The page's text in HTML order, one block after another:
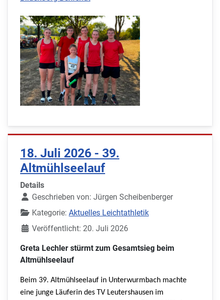
18. Juli 2026 - 39.
Altmühlseelauf
Details
Geschrieben von: Jürgen Scheibenberger
Kategorie: Aktuelles Leichtathletik
Veröffentlicht: 20. Juli 2026
Greta Lechler stürmt zum Gesamtsieg beim
Altmühlseelauf
Beim 39. Altmühlseelauf in Unterwurmbach machte
eine junge Läuferin des TV Leutershausen im